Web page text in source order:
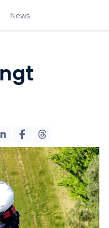
News